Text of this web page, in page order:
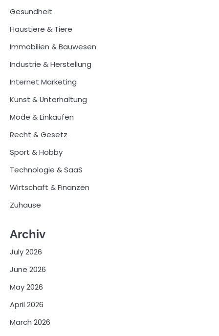
Gesundheit
Haustiere & Tiere
Immobilien & Bauwesen
Industrie & Herstellung
Internet Marketing
Kunst & Unterhaltung
Mode & Einkaufen
Recht & Gesetz
Sport & Hobby
Technologie & SaaS
Wirtschaft & Finanzen
Zuhause
Archiv
July 2026
June 2026
May 2026
April 2026
March 2026